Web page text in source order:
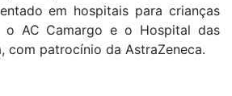
em hospitais para crianças
o AC Camargo e o Hospital das
com patrocínio da AstraZeneca.